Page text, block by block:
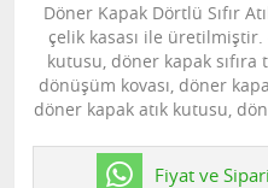
Döner Kapak Dörtlü Sıfır
çelik kasası ile üretilmiştir.
kutusu, döner kapak sıfıra
dönüşüm kovası, döner
döner kapak atık kutusu,
Fiyat ve